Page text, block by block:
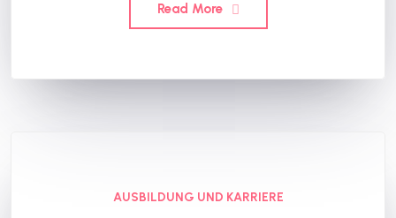
Read More
AUSBILDUNG UND KARRIERE